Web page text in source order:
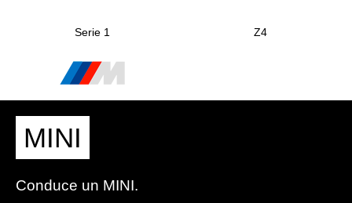
Serie 1 Z4
MINI
Conduce un MINI.